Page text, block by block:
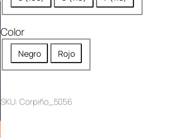
Color
Negro Rojo
SKU: Corpiño_5056